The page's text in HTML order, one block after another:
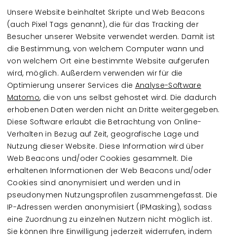
Unsere Website beinhaltet Skripte und Web Beacons
(auch Pixel Tags genannt), die für das Tracking der
Besucher unserer Website verwendet werden. Damit ist
die Bestimmung, von welchem Computer wann und
von welchem Ort eine bestimmte Website aufgerufen
wird, möglich. Außerdem verwenden wir für die
Optimierung unserer Services die Analyse-Software
Matomo, die von uns selbst gehostet wird. Die dadurch
erhobenen Daten werden nicht an Dritte weitergegeben.
Diese Software erlaubt die Betrachtung von Online-
Verhalten in Bezug auf Zeit, geografische Lage und
Nutzung dieser Website. Diese Information wird über
Web Beacons und/oder Cookies gesammelt. Die
erhaltenen Informationen der Web Beacons und/oder
Cookies sind anonymisiert und werden und in
pseudonymen Nutzungsprofilen zusammengefasst. Die
IP-Adressen werden anonymisiert (IPMasking), sodass
eine Zuordnung zu einzelnen Nutzern nicht möglich ist.
Sie können Ihre Einwilligung jederzeit widerrufen, indem